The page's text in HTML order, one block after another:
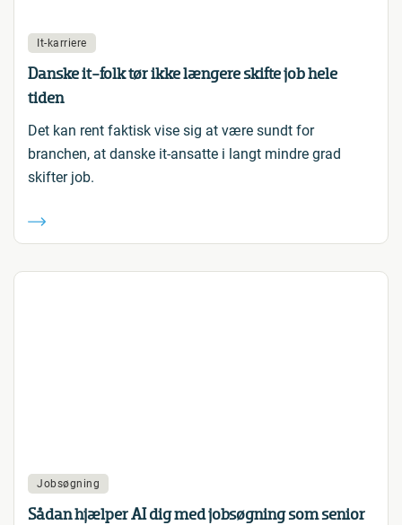
It-karriere
Danske it-folk tør ikke længere skifte job hele
tiden
Det kan rent faktisk vise sig at være sundt for
branchen, at danske it-ansatte i langt mindre grad
skifter job.
Jobsøgning
Sådan hjælper AI dig med jobsøgning som senior